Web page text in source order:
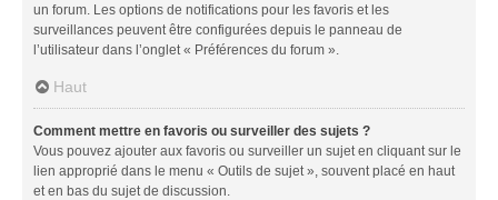
un forum. Les options de notifications pour les favoris et les
surveillances peuvent être configurées depuis le panneau de
l’utilisateur dans l’onglet « Préférences du forum ».
Haut
Comment mettre en favoris ou surveiller des sujets ?
Vous pouvez ajouter aux favoris ou surveiller un sujet en cliquant sur le
lien approprié dans le menu « Outils de sujet », souvent placé en haut
et en bas du sujet de discussion.